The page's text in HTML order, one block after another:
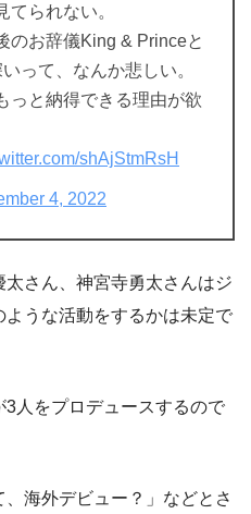
られない。
のお辞儀King & Princeと
って、なんか悲しい。
っと納得できる理由が欲
shAjStmRsH
4, 2022
さん、神宮寺勇太さんはジ
うな活動をするかは未定で
人をプロデュースするので
、海外デビュー？」などとさ